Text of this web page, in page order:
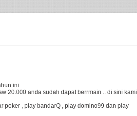
ini
20.000 anda sudah dapat berrmain .. di sini kami
poker , play bandarQ , play domino99 dan play